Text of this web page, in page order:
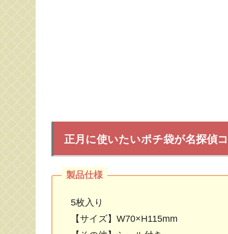
正月に使いたいポチ袋が名探偵
5枚入り
【サイズ】W70×H115mm